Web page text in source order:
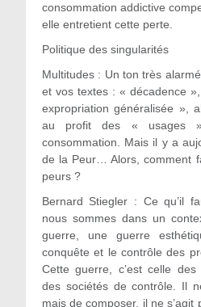
consommation addictive
elle entretient cette perte.
Politique des singularités
Multitudes : Un ton très
et vos textes : « décadence
expropriation généralisée »,
au profit des « usages
consommation. Mais il y a
de la Peur… Alors, comment
peurs ?
Bernard Stiegler : Ce qu’il
nous sommes dans un
guerre, une guerre
conquête et le contrôle des
Cette guerre, c’est celle des
des sociétés de contrôle. Il
mais de composer, il ne s’agit